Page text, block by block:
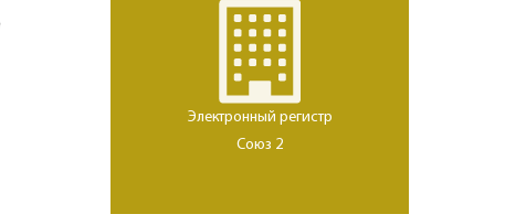
Электронный регистр
Союз 2